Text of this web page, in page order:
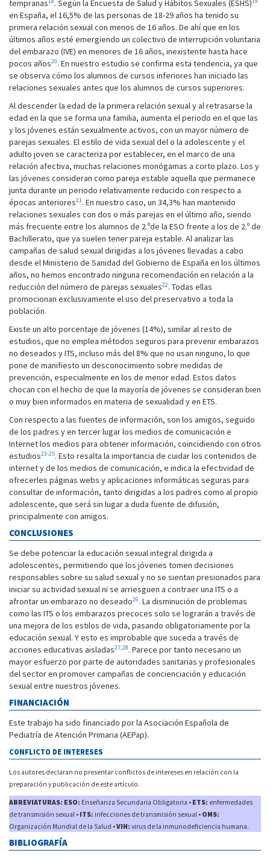
tempranas . Según la Encuesta de Salud y Hábitos Sexuales (ESHS)
en España, el 16,5% de las personas de 18-29 años ha tenido su
primera relación sexual con menos de 16 años. De ahí que en los
últimos años esté emergiendo un colectivo de interrupción voluntaria
del embarazo (IVE) en menores de 16 años, inexistente hasta hace
pocos años20. En nuestro estudio se confirma esta tendencia, ya que
se observa cómo los alumnos de cursos inferiores han iniciado las
relaciones sexuales antes que los alumnos de cursos superiores.
Al descender la edad de la primera relación sexual y al retrasarse la
edad en la que se forma una familia, aumenta el periodo en el que las
y los jóvenes están sexualmente activos, con un mayor número de
parejas sexuales. El estilo de vida sexual del o la adolescente y el
adulto joven se caracteriza por establecer, en el marco de una
relación afectiva, muchas relaciones monógamas a corto plazo. Los y
las jóvenes consideran como pareja estable aquella que permanece
junta durante un periodo relativamente reducido con respecto a
épocas anteriores21. En nuestro caso, un 34,3% han mantenido
relaciones sexuales con dos o más parejas en el último año, siendo
más frecuente entre los alumnos de 2.ºde la ESO frente a los de 2.º de
Bachillerato, que ya suelen tener pareja estable. Al analizar las
campañas de salud sexual dirigidas a los jóvenes llevadas a cabo
desde el Ministerio de Sanidad del Gobierno de España en los últimos
años, no hemos encontrado ninguna recomendación en relación a la
reducción del número de parejas sexuales22. Todas ellas
promocionan exclusivamente el uso del preservativo a toda la
población.
Existe un alto porcentaje de jóvenes (14%), similar al resto de
estudios, que no emplea métodos seguros para prevenir embarazos
no deseados y ITS, incluso más del 8% que no usan ninguno, lo que
pone de manifiesto un desconocimiento sobre medidas de
prevención, especialmente en los de menor edad. Estos datos
chocan con el hecho de que la mayoría de jóvenes se consideran bien
o muy bien informados en materia de sexualidad y en ETS.
Con respecto a las fuentes de información, son los amigos, seguido
de los padres y en tercer lugar los medios de comunicación e
Internet los medios para obtener información, coincidiendo con otros
estudios23-25. Esto resalta la importancia de cuidar los contenidos de
internet y de los medios de comunicación, e indica la efectividad de
ofrecerles páginas webs y aplicaciones informáticas seguras para
consultar de información, tanto dirigidas a los padres como al propio
adolescente, que será sin lugar a duda fuente de difusión,
principalmente con amigos.
CONCLUSIONES
Se debe potenciar la educación sexual integral dirigida a
adolescentes, permitiendo que los jóvenes tomen decisiones
responsables sobre su salud sexual y no se sientan presionados para
iniciar su actividad sexual ni se arriesguen a contraer una ITS o a
afrontar un embarazo no deseado26. La disminución de problemas
como las ITS o los embarazos precoces solo se lograrán a través de
una mejora de los estilos de vida, pasando obligatoriamente por la
educación sexual. Y esto es improbable que suceda a través de
acciones educativas aisladas27,28. Parece por tanto necesario un
mayor esfuerzo por parte de autoridades sanitarias y profesionales
del sector en promover campañas de concienciación y educación
sexual entre nuestros jóvenes.
FINANCIACIÓN
Este trabajo ha sido financiado por la Asociación Española de
Pediatría de Atención Primaria (AEPap).
CONFLICTO DE INTERESES
Los autores declaran no presentar conflictos de intereses en relación con la
preparación y publicación de este artículo.
ABREVIATURAS: ESO: Enseñanza Secundaria Obligatoria • ETS: enfermedades
de transmisión sexual • ITS: infecciones de transmisión sexual • OMS:
Organización Mundial de la Salud •VIH: virus de la inmunodeficiencia humana.
BIBLIOGRAFÍA